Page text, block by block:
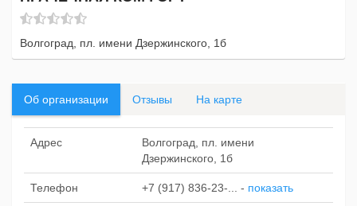
Волгоград, пл. имени Дзержинского, 1б
Об организации Отзывы На карте
Адрес
Волгоград, пл. имени
Дзержинского, 1б
Телефон +7 (917) 836-23-... - показать